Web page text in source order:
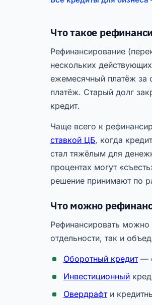
Что такое
Рефинансирование
нескольких
ежемесячный платёж за
платёж. Старый долг
кредит.
Чаще всего к
ставкой ЦБ, когда
стал тяжёлым для
процентах могут
решение принимают по
Что можно
Рефинансировать можно
отдельности, так и
Оборотный кредит—
Инвестиционный
Овердрафти